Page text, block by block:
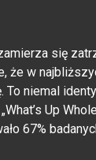
się
że w
To niemal
Up
67%